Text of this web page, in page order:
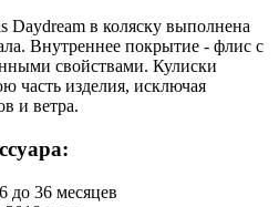
в коляску выполнена
Внутреннее покрытие - флис с
свойствами. Кулиски
часть изделия, исключая
и ветра.
до 36 месяцев